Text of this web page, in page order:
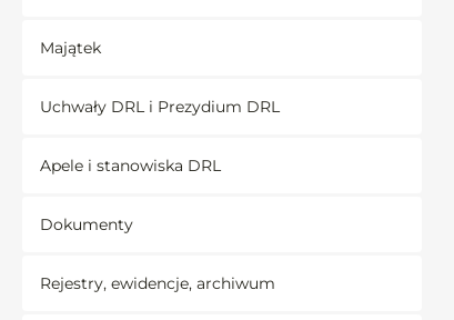
Majątek
Uchwały DRL i Prezydium DRL
Apele i stanowiska DRL
Dokumenty
Rejestry, ewidencje, archiwum